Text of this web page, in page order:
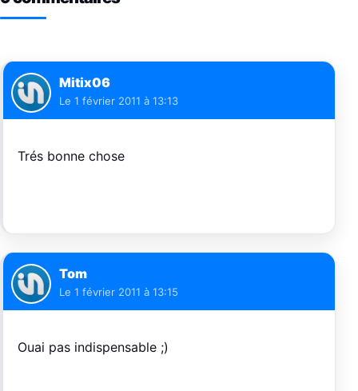
Mitix06
Le 1 février 2011 à 13:13
Trés bonne chose
Tom
Le 1 février 2011 à 13:15
Ouai pas indispensable ;)